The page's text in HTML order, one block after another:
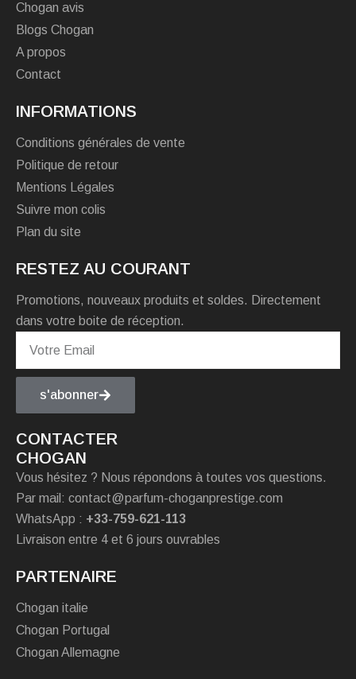
Chogan avis
Blogs Chogan
A propos
Contact
INFORMATIONS
Conditions générales de vente
Politique de retour
Mentions Légales
Suivre mon colis
Plan du site
RESTEZ AU COURANT
Promotions, nouveaux produits et soldes. Directement
dans votre boite de réception.
s'abonner
CONTACTER
CHOGAN
Vous hésitez ? Nous répondons à toutes vos questions.
Par mail: contact@parfum-choganprestige.com
WhatsApp : +33-759-621-113
Livraison entre 4 et 6 jours ouvrables
PARTENAIRE
Chogan italie
Chogan Portugal
Chogan Allemagne